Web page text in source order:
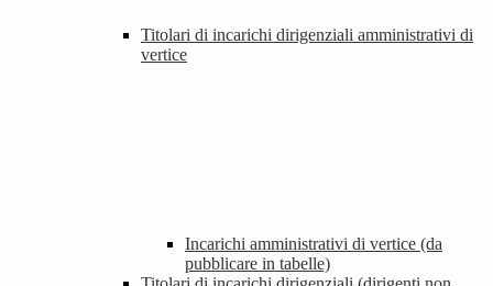
Titolari di incarichi dirigenziali amministrativi di
vertice
Incarichi amministrativi di vertice (da
pubblicare in tabelle)